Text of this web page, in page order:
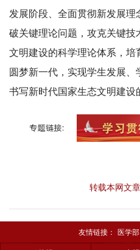
发展阶段、全面贯彻新发展
破关键理论问题，攻克关键
文明建设的科学理论体系，
圆梦新一代，实现学生发展、
书写新时代国家生态文明建设
转载本网文
友情链接： 医学部